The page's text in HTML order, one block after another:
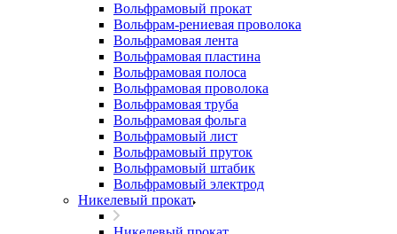
Вольфрамовый прокат
Вольфрам-рениевая проволока
Вольфрамовая лента
Вольфрамовая пластина
Вольфрамовая полоса
Вольфрамовая проволока
Вольфрамовая труба
Вольфрамовая фольга
Вольфрамовый лист
Вольфрамовый пруток
Вольфрамовый штабик
Вольфрамовый электрод
Никелевый прокат